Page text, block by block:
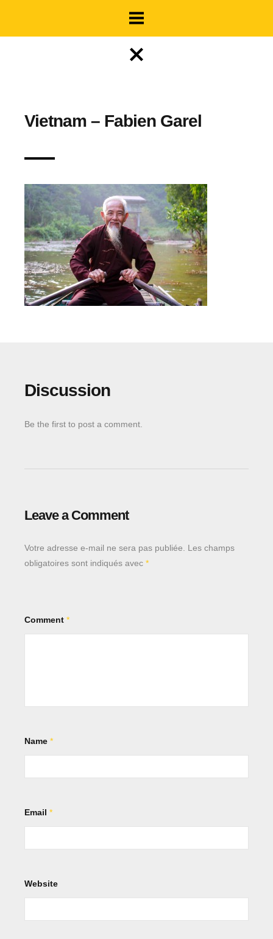
Work
Vietnam – Fabien Garel
Discussion
Be the first to post a comment.
Leave a Comment
Votre adresse e-mail ne sera pas publiée.
Les champs
obligatoires sont indiqués avec *
Comment *
Name *
Email *
Website